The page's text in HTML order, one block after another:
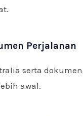
Perjalanan
serta
awal.